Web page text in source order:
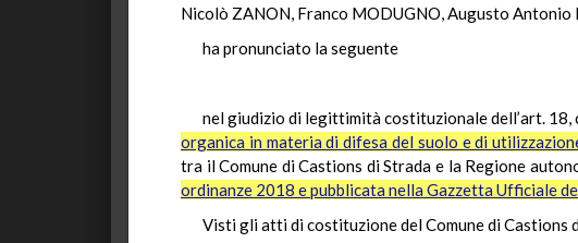
Nicolò ZANON, Franco MODUGNO, Augusto Antonio
ha pronunciato la seguente
nel giudizio di legittimità costituzionale dell’art. 18,
organica in materia di difesa del suolo e di
tra il Comune di Castions di Strada e la Regione
ordinanze 2018 e pubblicata nella Gazzetta Ufficiale
Visti gli atti di costituzione del Comune di Castions